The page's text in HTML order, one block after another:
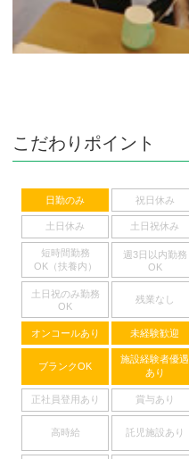
こだわりポイント
日勤のみ 祝日休み
土日休み 土日祝休み
短時間勤務
OK（扶養内）
週3日以内勤務
OK
土日祝のみ勤務
OK
残業なし
オンコールあり 未経験歓迎
ブランクOK
施設経験者優遇
あり
正社員登用あり 賞与あり
高時給 託児施設あり